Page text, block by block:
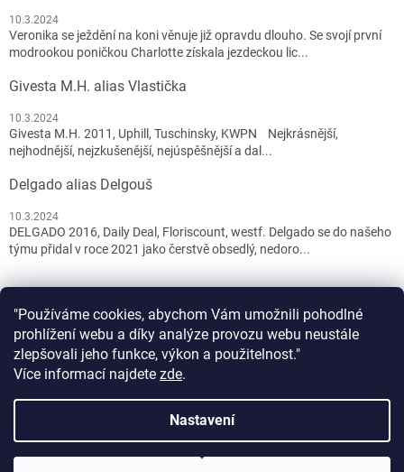
"Používáme cookies, abychom Vám umožnili pohodlné
prohlížení webu a díky analýze provozu webu neustále
zlepšovali jeho funkce, výkon a použitelnost."
Více informací najdete zde.
Nastavení
DOVOLENÁ 1.8. - 11.8. 2026. Vážení zákazníci, ve dnech 1.8. - 11.8.
10.3.2024
Veronika se ježdění na koni věnuje již opravdu dlouho. Se svojí první
modrookou poničkou Charlotte získala jezdeckou lic...
Givesta M.H. alias Vlastička
10.3.2024
Givesta M.H. 2011, Uphill, Tuschinsky, KWPN Nejkrásnější,
nejhodnější, nejzkušenější, nejúspěšnější a dal...
Delgado alias Delgouš
10.3.2024
DELGADO 2016, Daily Deal, Floriscount, westf. Delgado se do našeho
týmu přidal v roce 2021 jako čerstvě obsedlý, nedoro...
. Všechna práva vyhrazena.